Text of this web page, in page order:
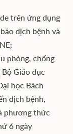
trên ứng dụng
dịch bệnh và
phòng, chống
Giáo dục
học Bách
dịch bệnh,
phương thức
6 ngày